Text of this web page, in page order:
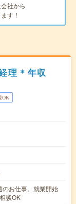
社から
す！
理＊年収
OK
お仕事。就業開始
談OK